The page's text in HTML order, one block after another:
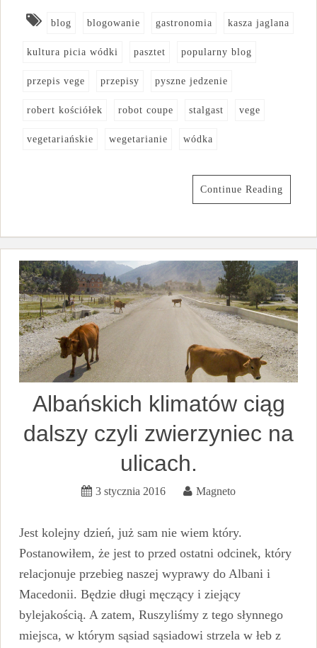
blog blogowanie gastronomia kasza jaglana
kultura picia wódki pasztet popularny blog
przepis vege przepisy pyszne jedzenie
robert kościółek robot coupe stalgast vege
vegetariańskie wegetarianie wódka
Continue Reading
Albańskich klimatów ciąg
dalszy czyli zwierzyniec na
ulicach.
3 stycznia 2016 Magneto
Jest kolejny dzień, już sam nie wiem który.
Postanowiłem, że jest to przed ostatni odcinek, który
relacjonuje przebieg naszej wyprawy do Albani i
Macedonii. Będzie długi męczący i ziejący
bylejakością. A zatem, Ruszyliśmy z tego słynnego
miejsca, w którym sąsiad sąsiadowi strzela w łeb z